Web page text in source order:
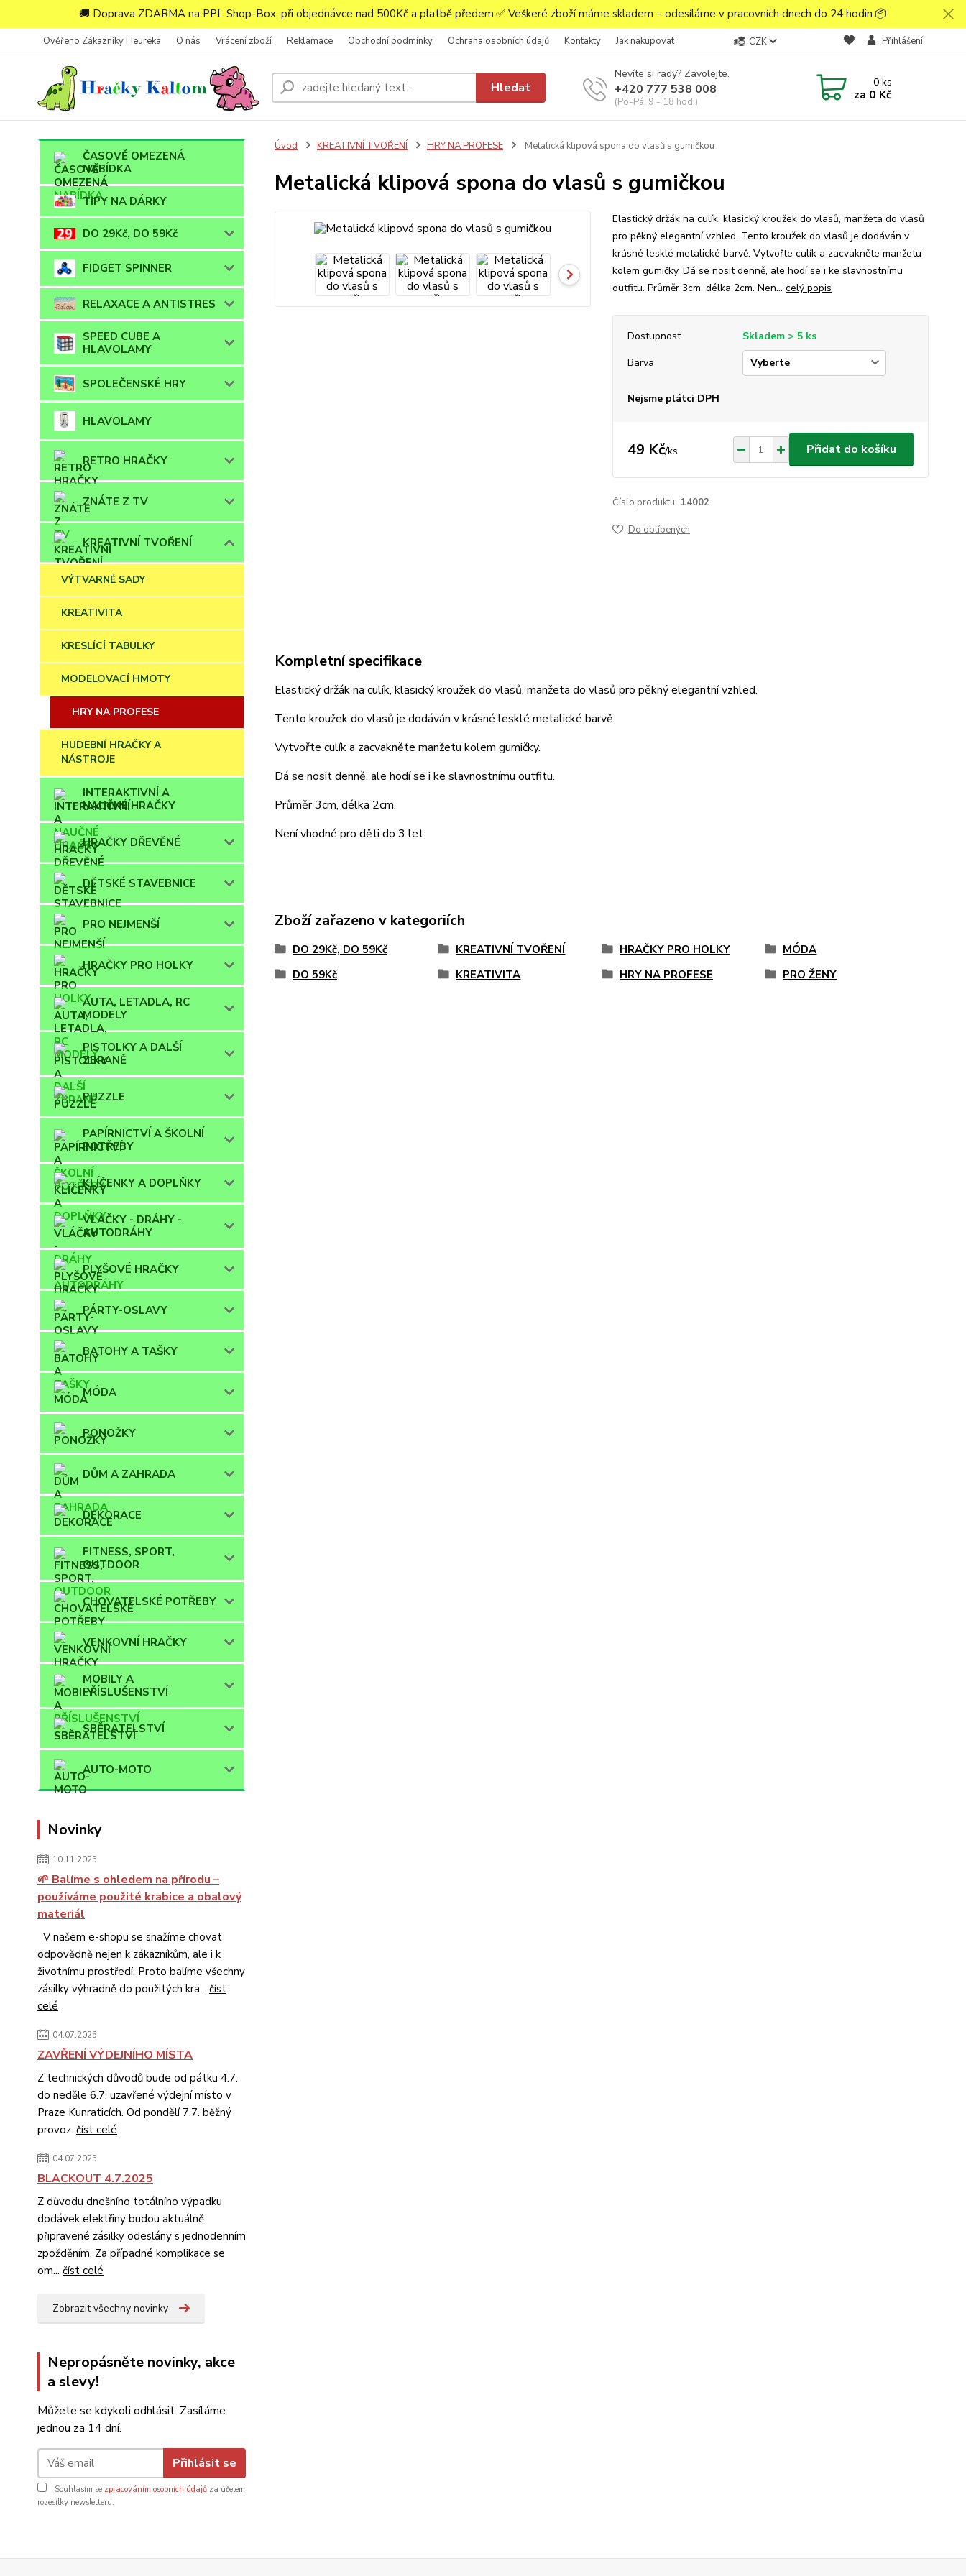
🚚 Doprava ZDARMA na PPL Shop-Box, při objednávce nad 500Kč a platbě předem.✅ Veškeré zboží máme skladem – odesíláme v pracovních dnech do 24 hodin.📦
Ověřeno Zákazníky Heureka O nás Vrácení zboží Reklamace Obchodní podmínky Ochrana osobních údajů Kontakty Jak nakupovat CZK Přihlášení
Hledat
Nevíte si rady? Zavolejte.
+420 777 538 008
(Po-Pá, 9 - 18 hod.)
0ks
za 0 Kč
ČASOVĚ OMEZENÁ
NABÍDKA
TIPY NA DÁRKY
DO 29Kč, DO 59Kč
FIDGET SPINNER
RELAXACE A ANTISTRES
SPEED CUBE A
HLAVOLAMY
SPOLEČENSKÉ HRY
HLAVOLAMY
RETRO HRAČKY
ZNÁTE Z TV
KREATIVNÍ TVOŘENÍ
VÝTVARNÉ SADY
KREATIVITA
KRESLÍCÍ TABULKY
MODELOVACÍ HMOTY
HRY NA PROFESE
HUDEBNÍ HRAČKY A
NÁSTROJE
INTERAKTIVNÍ A
NAUČNÉ HRAČKY
HRAČKY DŘEVĚNÉ
DĚTSKÉ STAVEBNICE
PRO NEJMENŠÍ
HRAČKY PRO HOLKY
AUTA, LETADLA, RC
MODELY
PISTOLKY A DALŠÍ
ZBRANĚ
PUZZLE
PAPÍRNICTVÍ A ŠKOLNÍ
POTŘEBY
KLÍČENKY A DOPLŇKY
VLÁČKY - DRÁHY -
AUTODRÁHY
PLYŠOVÉ HRAČKY
PÁRTY-OSLAVY
BATOHY A TAŠKY
MÓDA
PONOŽKY
DŮM A ZAHRADA
DEKORACE
FITNESS, SPORT,
OUTDOOR
CHOVATELSKÉ POTŘEBY
VENKOVNÍ HRAČKY
MOBILY A
PŘÍSLUŠENSTVÍ
SBĚRATELSTVÍ
AUTO-MOTO
Novinky
10.11.2025
🌱 Balíme s ohledem na přírodu –
používáme použité krabice a obalový
materiál
V našem e-shopu se snažíme chovat
odpovědně nejen k zákazníkům, ale i k
životnímu prostředí. Proto balíme všechny
zásilky výhradně do použitých kra... číst
celé
04.07.2025
ZAVŘENÍ VÝDEJNÍHO MÍSTA
Z technických důvodů bude od pátku 4.7.
do neděle 6.7. uzavřené výdejní místo v
Praze Kunraticích. Od pondělí 7.7. běžný
provoz. číst celé
04.07.2025
BLACKOUT 4.7.2025
Z důvodu dnešního totálního výpadku
dodávek elektřiny budou aktuálně
připravené zásilky odeslány s jednodenním
zpožděním. Za případné komplikace se
om... číst celé
Zobrazit všechny novinky
Nepropásněte novinky, akce
a slevy!
Můžete se kdykoli odhlásit. Zasíláme
jednou za 14 dní.
Přihlásit se
Souhlasím se zpracováním osobních údajů za účelem
rozesílky newsletteru.
Úvod KREATIVNÍ TVOŘENÍ HRY NA PROFESE Metalická klipová spona do vlasů s gumičkou
Metalická klipová spona do vlasů s gumičkou
Elastický držák na culík, klasický kroužek do vlasů, manžeta do vlasů
pro pěkný elegantní vzhled. Tento kroužek do vlasů je dodáván v
krásné lesklé metalické barvě. Vytvořte culík a zacvakněte manžetu
kolem gumičky. Dá se nosit denně, ale hodí se i ke slavnostnímu
outfitu. Průměr 3cm, délka 2cm. Nen... celý popis
Dostupnost
Skladem > 5 ks
Barva
Nejsme plátci DPH
49 Kč/ks Přidat do košíku
Číslo produktu: 14002
Do oblíbených
Kompletní specifikace
Elastický držák na culík, klasický kroužek do vlasů, manžeta do vlasů pro pěkný elegantní vzhled.
Tento kroužek do vlasů je dodáván v krásné lesklé metalické barvě.
Vytvořte culík a zacvakněte manžetu kolem gumičky.
Dá se nosit denně, ale hodí se i ke slavnostnímu outfitu.
Průměr 3cm, délka 2cm.
Není vhodné pro děti do 3 let.
Zboží zařazeno v kategoriích
DO 29Kč, DO 59Kč KREATIVNÍ TVOŘENÍ HRAČKY PRO HOLKY
MÓDA
DO 59Kč
KREATIVITA HRY NA PROFESE PRO ŽENY